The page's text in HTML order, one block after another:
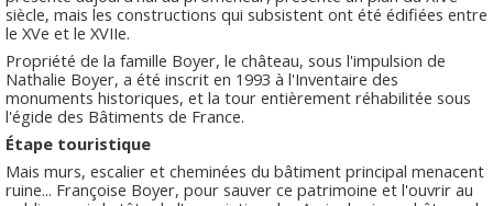
siècle, mais les constructions qui subsistent ont été édifiées entre
le XVe et le XVIIe.
Propriété de la famille Boyer, le château, sous l'impulsion de
Nathalie Boyer, a été inscrit en 1993 à l'Inventaire des
monuments historiques, et la tour entièrement réhabilitée sous
l'égide des Bâtiments de France.
Étape touristique
Mais murs, escalier et cheminées du bâtiment principal menacent
ruine... Françoise Boyer, pour sauver ce patrimoine et l'ouvrir au